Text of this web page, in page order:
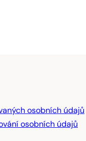
osobních údajů
osobních údajů